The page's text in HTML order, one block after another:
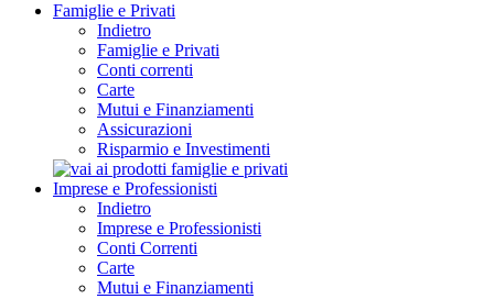
Famiglie e Privati
Indietro
Famiglie e Privati
Conti correnti
Carte
Mutui e Finanziamenti
Assicurazioni
Risparmio e Investimenti
Imprese e Professionisti
Indietro
Imprese e Professionisti
Conti Correnti
Carte
Mutui e Finanziamenti